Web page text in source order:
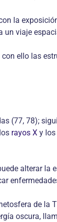
la
viaje
ello las
(77, 78);
rayos X y
alterar
de la
oscura,